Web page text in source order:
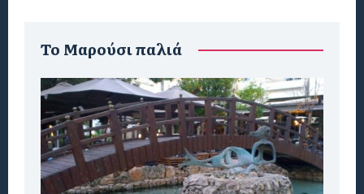
To Μαρούσι παλιά